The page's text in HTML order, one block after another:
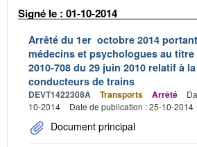
Signé le : 01-10-2014
Arrêté du 1er octobre 2014
médecins et psychologues au
2010-708 du 29 juin 2010 relatif à
conducteurs de trains
DEVT1422308A Transports Arrêté
10-2014
Date de publication : 25-10-2014
Document principal